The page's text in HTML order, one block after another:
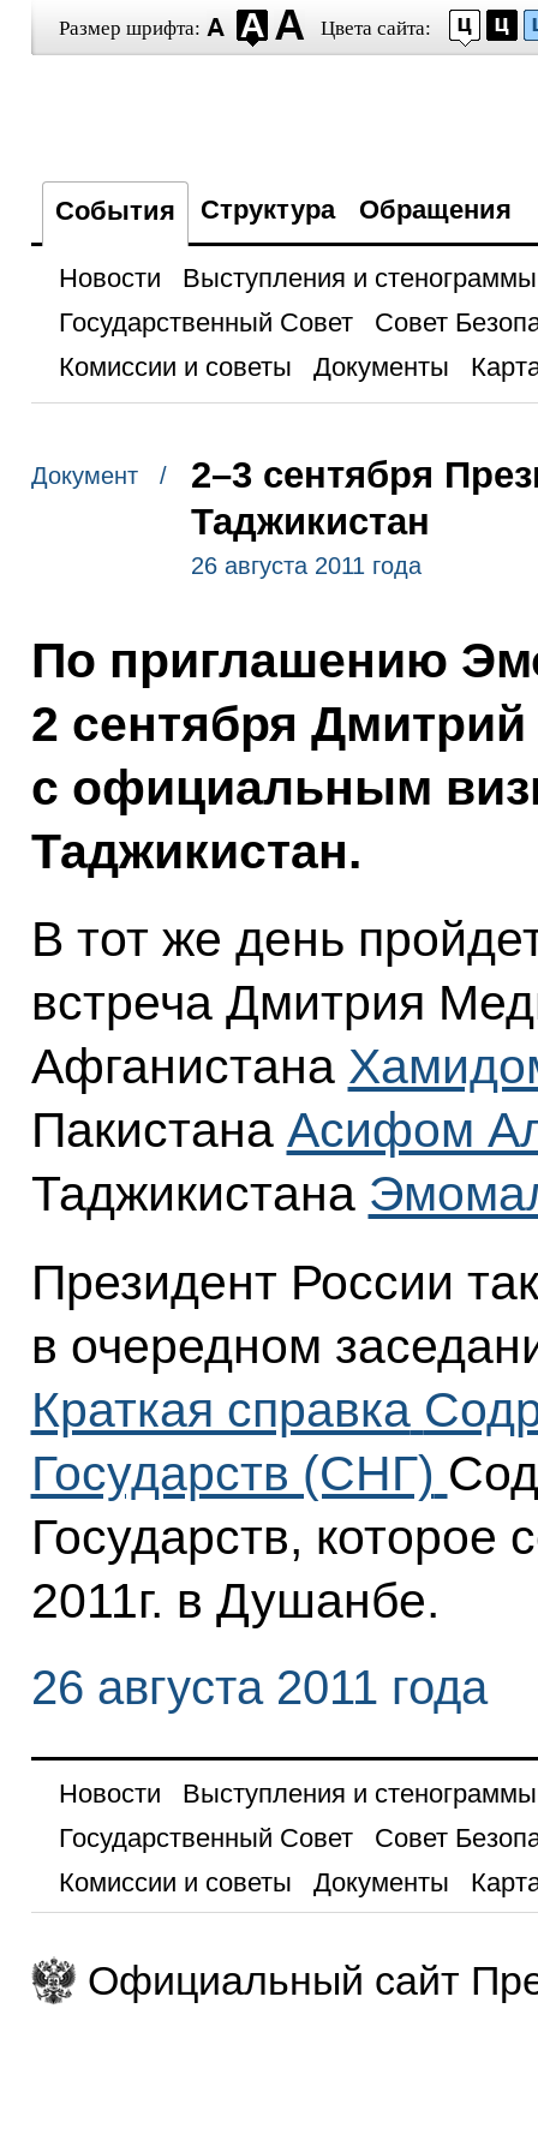
Размер шрифта: Цвета сайта:
События Структура Обращения
Новости
Выступления и стенограммы
Государственный Совет
Совет
Комиссии и советы
Документы
Документ /
2–3 сентября
Таджикистан
26 августа 2011 года
По приглашению
2 сентября
с официальным
Таджикистан.
В тот же день
встреча Дмитрия
Афганистана
Пакистана Асифом
Таджикистана
Президент России
в очередном
Краткая справка
Государств (СНГ)
Государств, которое
2011г. в Душанбе.
26 августа 2011 года
Новости
Выступления и стенограммы
Государственный Совет
Совет
Комиссии и советы
Документы
Официальный сайт